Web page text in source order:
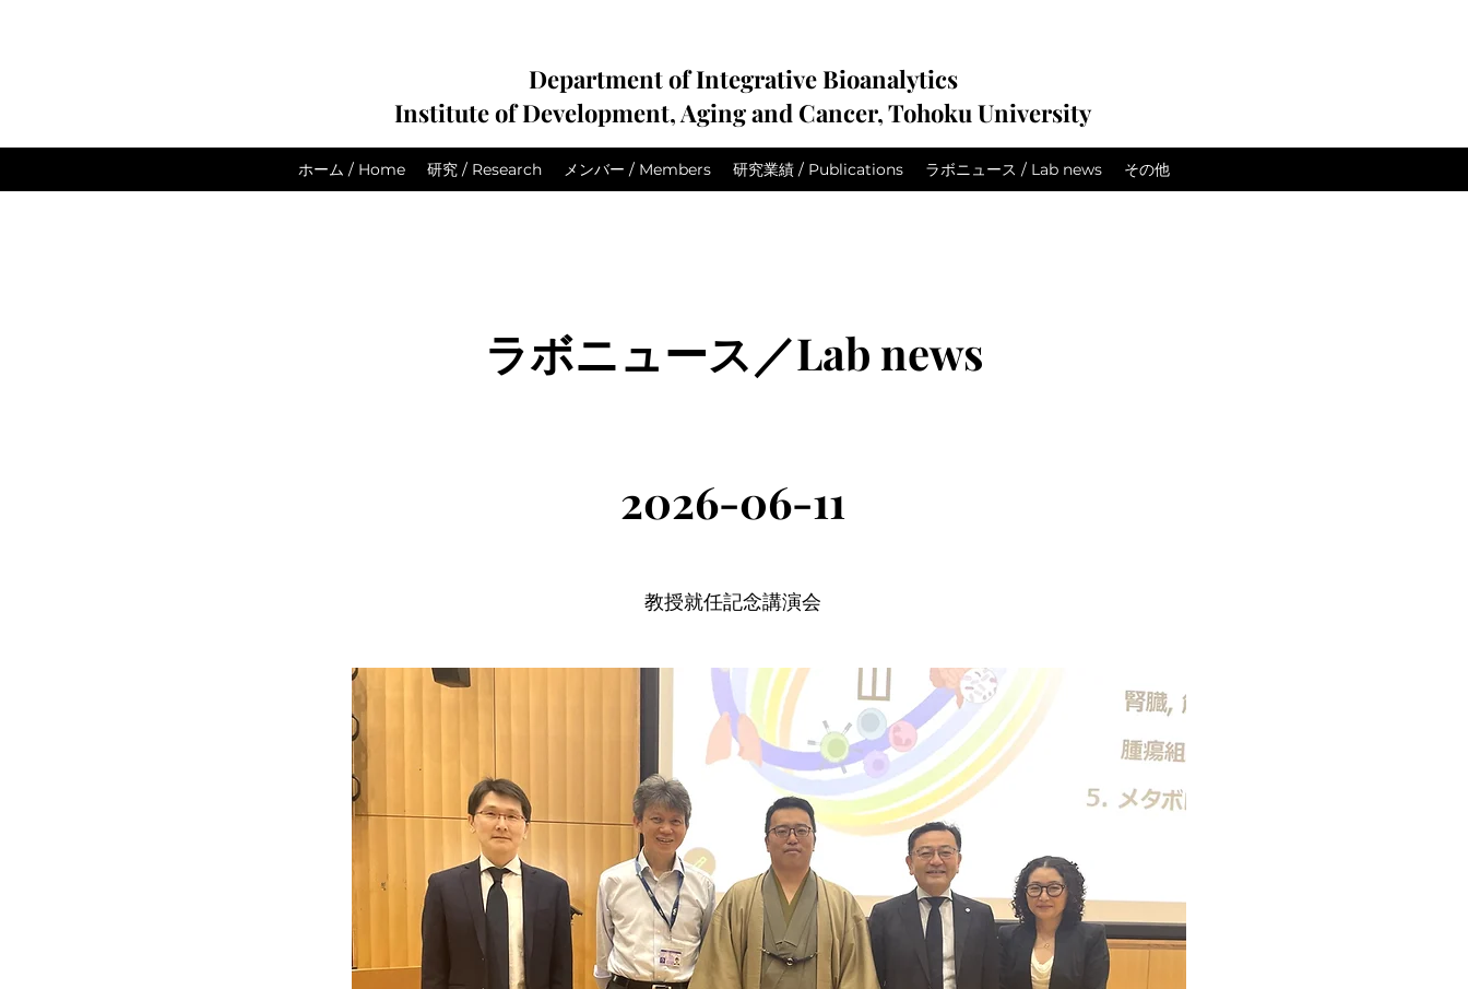
Department of Integrative Bioanalytics
Institute of Development, Aging and Cancer, Tohoku University
ホーム / Home 研究 / Research メンバー / Members 研究業績 / Publications ラボニュース / Lab news その他
​ラボニュース／Lab news
2026-06-11
教授就任記念講演会